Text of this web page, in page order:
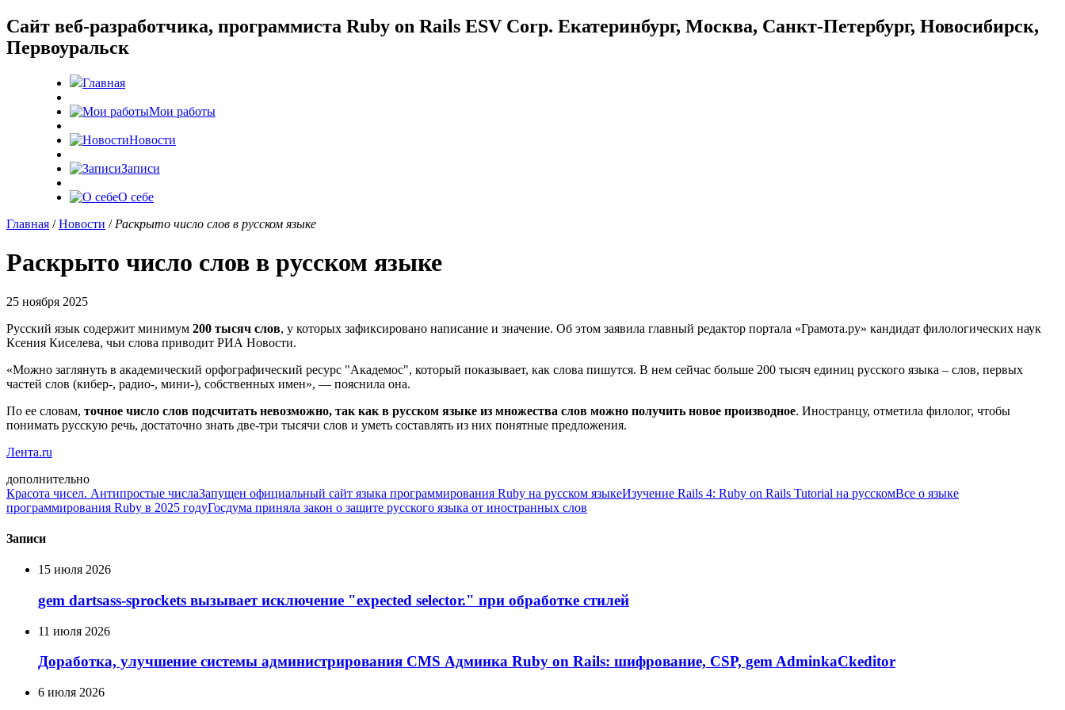
Cайт веб-разработчика, программиста Ruby on Rails ESV Corp. Екатеринбург, Москва, Санкт-Петербург, Новосибирск,
Первоуральск
Главная
Мои работы
Новости
Записи
О себе
Главная /Новости / Раскрыто число слов в русском языке
Раскрыто число слов в русском языке
25 ноября 2025
Русский язык содержит минимум 200 тысяч слов, у которых зафиксировано написание и значение. Об этом заявила главный редактор портала «Грамота.ру» кандидат филологических наук
Ксения Киселева, чьи слова приводит РИА Новости.
«Можно заглянуть в академический орфографический ресурс "Академос", который показывает, как слова пишутся. В нем сейчас больше 200 тысяч единиц русского языка – слов, первых
частей слов (кибер-, радио-, мини-), собственных имен», — пояснила она.
По ее словам, точное число слов подсчитать невозможно, так как в русском языке из множества слов можно получить новое производное. Иностранцу, отметила филолог, чтобы
понимать русскую речь, достаточно знать две-три тысячи слов и уметь составлять из них понятные предложения.
Лента.ru
дополнительно
Красота чисел. Антипростые числаЗапущен официальный сайт языка программирования Ruby на русском языкеИзучение Rails 4: Ruby on Rails Tutorial на русскомВсе о языке
программирования Ruby в 2025 годуГосдума приняла закон о защите русского языка от иностранных слов
Записи
15 июля 2026
gem dartsass-sprockets вызывает исключение "expected selector." при обработке стилей
11 июля 2026
Доработка, улучшение системы администрирования CMS Админка Ruby on Rails: шифрование, CSP, gem AdminkaCkeditor
6 июля 2026